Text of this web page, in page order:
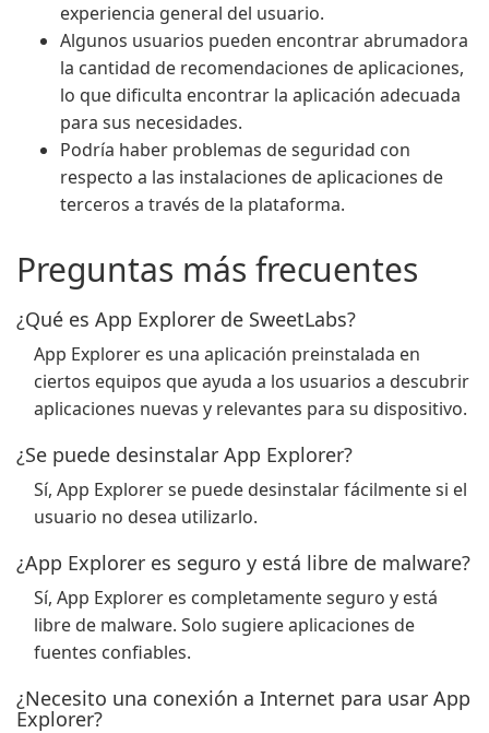
experiencia general del usuario.
Algunos usuarios pueden encontrar abrumadora
la cantidad de recomendaciones de aplicaciones,
lo que dificulta encontrar la aplicación adecuada
para sus necesidades.
Podría haber problemas de seguridad con
respecto a las instalaciones de aplicaciones de
terceros a través de la plataforma.
Preguntas más frecuentes
¿Qué es App Explorer de SweetLabs?
App Explorer es una aplicación preinstalada en
ciertos equipos que ayuda a los usuarios a descubrir
aplicaciones nuevas y relevantes para su dispositivo.
¿Se puede desinstalar App Explorer?
Sí, App Explorer se puede desinstalar fácilmente si el
usuario no desea utilizarlo.
¿App Explorer es seguro y está libre de malware?
Sí, App Explorer es completamente seguro y está
libre de malware. Solo sugiere aplicaciones de
fuentes confiables.
¿Necesito una conexión a Internet para usar App
Explorer?